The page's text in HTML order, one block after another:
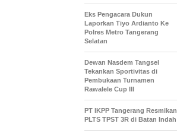
Eks Pengacara Dukun
Laporkan Tiyo Ardianto Ke
Polres Metro Tangerang
Selatan
Dewan Nasdem Tangsel
Tekankan Sportivitas di
Pembukaan Turnamen
Rawalele Cup III
PT IKPP Tangerang Resmikan
PLTS TPST 3R di Batan Indah